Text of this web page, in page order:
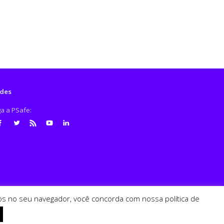
a PSafe:
no seu navegador, você concorda com nossa política de